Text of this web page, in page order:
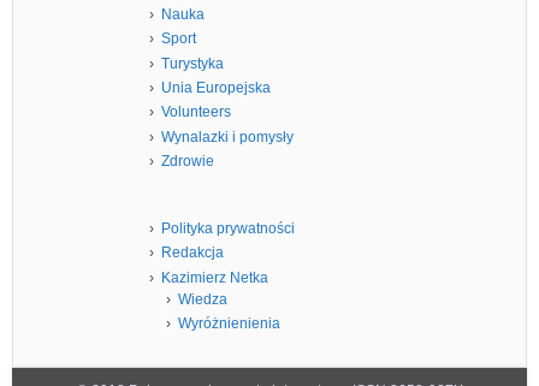
Nauka
Sport
Turystyka
Unia Europejska
Volunteers
Wynalazki i pomysły
Zdrowie
Polityka prywatności
Redakcja
Kazimierz Netka
Wiedza
Wyróżnienienia